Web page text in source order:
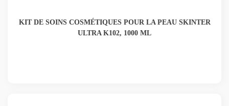
KIT DE SOINS COSMÉTIQUES POUR LA PEAU SKINTER
ULTRA K102, 1000 ML